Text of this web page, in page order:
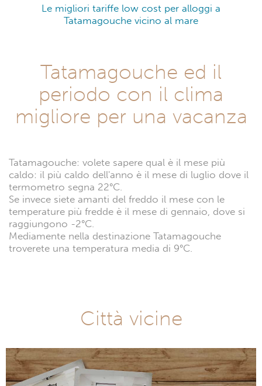
Le migliori tariffe low cost per alloggi a
Tatamagouche vicino al mare
Tatamagouche ed il
periodo con il clima
migliore per una vacanza
Tatamagouche: volete sapere qual è il mese più
caldo: il più caldo dell'anno è il mese di luglio dove il
termometro segna 22°C.
Se invece siete amanti del freddo il mese con le
temperature più fredde è il mese di gennaio, dove si
raggiungono -2°C.
Mediamente nella destinazione Tatamagouche
troverete una temperatura media di 9°C.
Città vicine